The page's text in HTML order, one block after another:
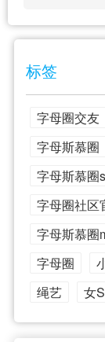
标签
字母圈交友
字母斯慕圈
字母斯慕圈
字母圈社区
字母斯慕圈
字母圈
绳艺
女